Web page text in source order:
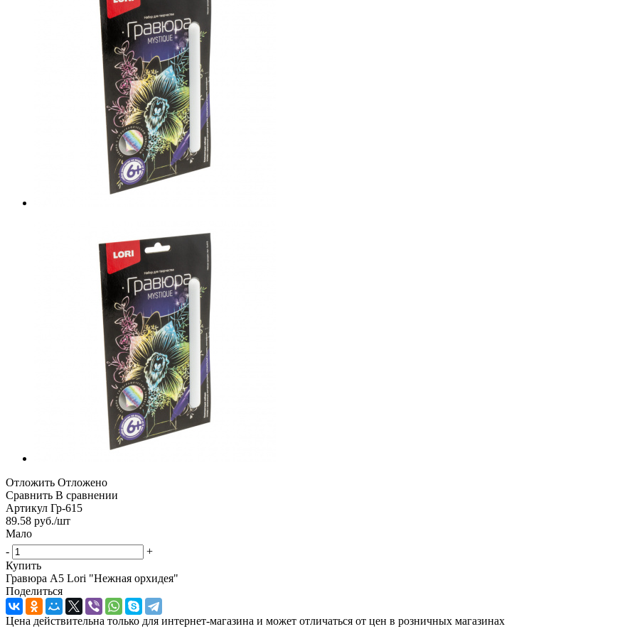
Отложить Отложено
Сравнить В сравнении
Артикул Гр-615
89.58 руб./шт
Мало
-
+
Купить
Гравюра А5 Lori "Нежная орхидея"
Поделиться
Цена действительна только для интернет-магазина и может отличаться от цен в розничных магазинах